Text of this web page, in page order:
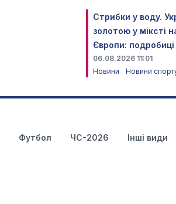
Стрибки у воду.
золотою у міксті
Європи:
06.08.2026 11:01
Новини
Новини
Футбол ЧС-2026 Інші види